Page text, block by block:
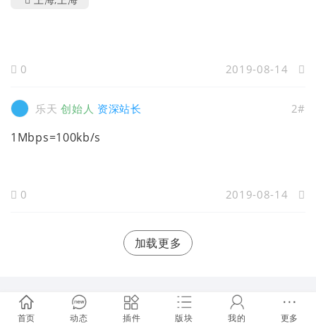
首页 动态 插件 版块 我的 更多
0 2019-08-14
乐天 创始人 资深站长 2#
1Mbps=100kb/s
0 2019-08-14
加载更多